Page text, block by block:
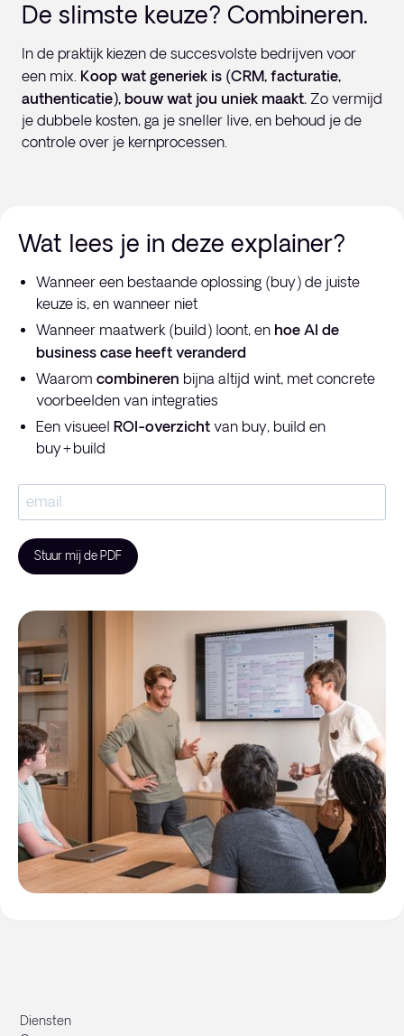
De slimste keuze? Combineren.
In de praktijk kiezen de succesvolste bedrijven voor
een mix. Koop wat generiek is (CRM, facturatie,
authenticatie), bouw wat jou uniek maakt. Zo vermijd
je dubbele kosten, ga je sneller live, en behoud je de
controle over je kernprocessen.
Wat lees je in deze explainer?
Wanneer een bestaande oplossing (buy) de juiste
keuze is, en wanneer niet
Wanneer maatwerk (build) loont, en hoe AI de
business case heeft veranderd
Waarom combineren bijna altijd wint, met concrete
voorbeelden van integraties
Een visueel ROI-overzicht van buy, build en
buy+build
Stuur mij de PDF
Diensten